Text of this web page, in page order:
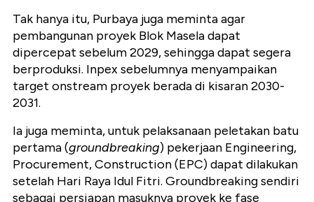
Tak hanya itu, Purbaya juga meminta agar
pembangunan proyek Blok Masela dapat
dipercepat sebelum 2029, sehingga dapat segera
berproduksi. Inpex sebelumnya menyampaikan
target onstream proyek berada di kisaran 2030-
2031.
Ia juga meminta, untuk pelaksanaan peletakan batu
pertama (groundbreaking) pekerjaan Engineering,
Procurement, Construction (EPC) dapat dilakukan
setelah Hari Raya Idul Fitri. Groundbreaking sendiri
sebagai persiapan masuknya proyek ke fase